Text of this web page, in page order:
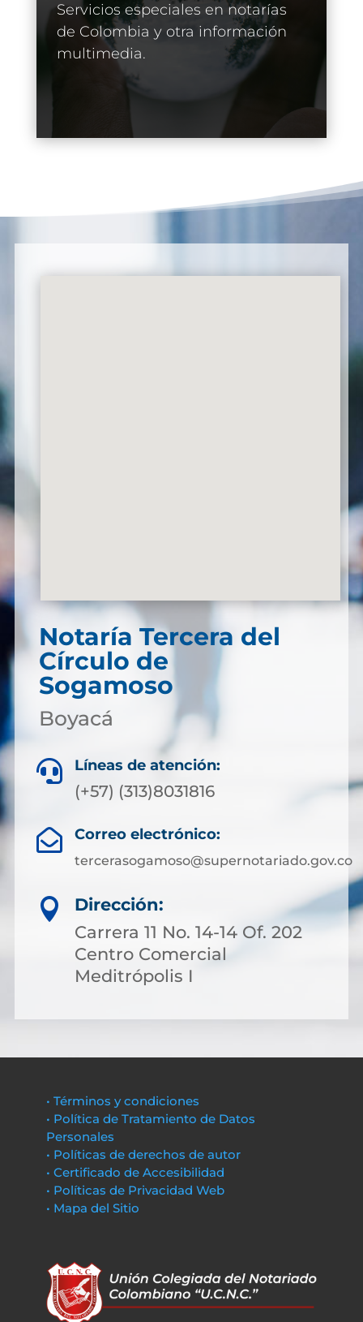
Servicios especiales en notarías
de Colombia y otra información
multimedia.
Notaría Tercera del
Círculo de
Sogamoso
Boyacá
 Líneas de atención:
(+57) (313)8031816
 Correo electrónico:
tercerasogamoso@supernotariado.gov.co

Dirección:
Carrera 11 No. 14-14 Of. 202
Centro Comercial
Meditrópolis I
• Términos y condiciones
• Política de Tratamiento de Datos
Personales
• Políticas de derechos de autor
• Certificado de Accesibilidad
• Políticas de Privacidad Web
• Mapa del Sitio